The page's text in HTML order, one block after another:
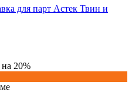
для парт Астек Твин и
20%